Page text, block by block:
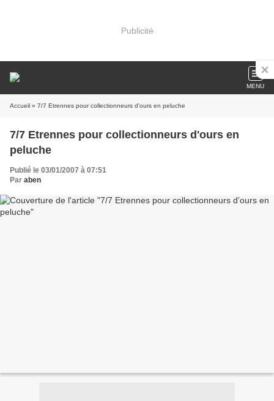
Publicité
MENU
Accueil » 7/7 Etrennes pour collectionneurs d'ours en peluche
7/7 Etrennes pour collectionneurs d'ours en
peluche
Publié le 03/01/2007 à 07:51
Par aben